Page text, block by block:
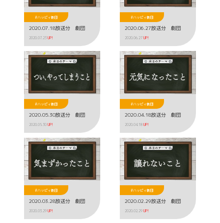
#ハッピィ劇団
2020.07.18放送分 劇団
2020.07.23 UP!
#ハッピィ劇団
2020.06.27放送分 劇団
2020.06.27 UP!
#ハッピィ劇団
2020.05.30放送分 劇団
2020.05.30 UP!
#ハッピィ劇団
2020.04.18放送分 劇団
2020.04.18 UP!
#ハッピィ劇団
2020.03.28放送分 劇団
2020.03.29 UP!
#ハッピィ劇団
2020.02.29放送分 劇団
2020.02.29 UP!